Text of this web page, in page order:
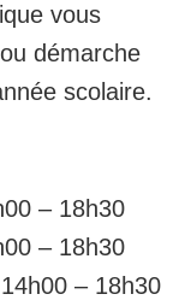
vous
démarche
scolaire.
– 18h30
– 18h30
– 18h30